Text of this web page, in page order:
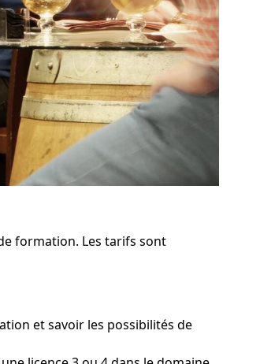
formation. Les tarifs sont
et savoir les possibilités de